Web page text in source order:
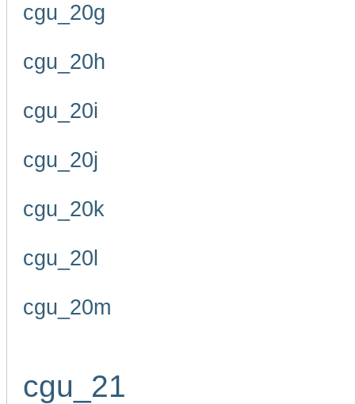
cgu_20g
cgu_20h
cgu_20i
cgu_20j
cgu_20k
cgu_20l
cgu_20m
cgu_21